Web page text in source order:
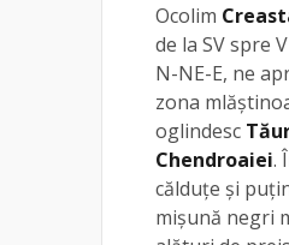
Ocolim
de la SV spre
N-NE-E, ne
zona
oglindesc
Chendroaiei.
călduţe şi
mişună negri